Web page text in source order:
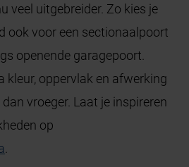
veel uitgebreider. Zo kies je
ook voor een sectionaalpoort
openende garagepoort.
kleur, oppervlak en afwerking
vroeger. Laat je inspireren
op